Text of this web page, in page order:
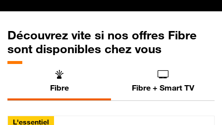
Découvrez vite si nos offres Fibre
sont disponibles chez vous
Fibre Fibre + Smart TV
L'essentiel